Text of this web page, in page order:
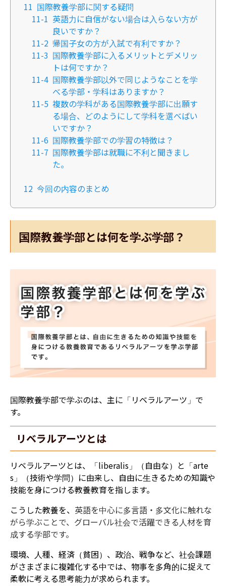
11 国際教養学部に関する疑問
11-1 英語力に自信がない場合は入らない方が
良いですか？
11-2 帰国子女の方が入試で有利ですか？
11-3 国際教養学部に入るメリットとデメリッ
トは何ですか？
11-4 国際教養学部以外で同じようなことを学
べる学部・学科はありますか？
11-5 複数の学科がある国際教養学部に出願す
る場合、どのようにして学科を選べばい
いですか？
11-6 国際教養学部での学習の特徴は？
11-7 国際教養学部は就職に不利と聞きまし
た。
12 今回の内容のまとめ
国際教養学部とは何を学ぶ学部？
国際教養学部で学ぶのは、主に「リベラルアーツ」で
す。
リベラルアーツとは
リベラルアーツとは、「liberalis」（自由な）と「arte
s」（技術や学問）に由来し、自由に生きるための知識や
技能を身につける教養教育を指します。
こうした教養を、 英語を中心に多言語・多文化に触れな
がら学ぶことで、グローバル社会で活躍できる人材を育
成する学部です。
環境、人種、経済（貧困）、政治、戦争など、社会課題
がさまざまに複雑化する中では、物事を多角的に捉えて
柔軟に考える思考能力が求められます。